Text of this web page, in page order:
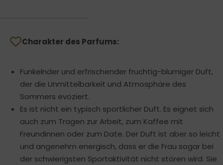
Charakter des Parfums:
Funkelnder und erfrischender fruchtig-blumiger Duft,
der die Unmittelbarkeit und Atmosphäre des
Sommers evoziert.
Es ist nicht ein typisch sportlicher Duft. Es eignet sich
auch zum Tragen zur Arbeit, zum Kaffee mit
Freundinnen oder zum Date. Der Duft ist aber so leicht
und angenehm energisch, dass er die Frau sogar bei
der schwierigsten Sportaktivität nicht stören wird. Sie